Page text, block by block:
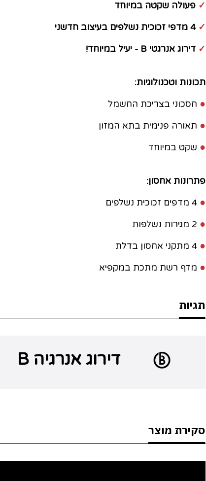
✓ פעולה שקטה במיוחד
✓ 4 מדפי זכוכית נשלפים בעיצוב חדשני
✓ דירוג אנרגטי B - יעיל במיוחד!
תכונות וטכנולוגיות:
● חסכוני בצריכת החשמל
● תאורה פנימית בתא המזון
● שקט במיוחד
פתרונות אחסון:
● 4 מדפים זכוכית נשלפים
● 2 מגירות נשלפות
● 4 מתקני אחסון בדלת
● מדף רשת מתכת במקפיא
תגיות
דירוג אנרגיה B
סקירת מוצר